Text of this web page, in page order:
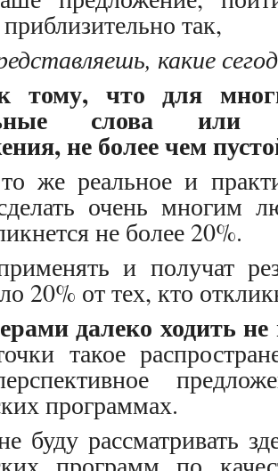
так,
какие
тому, что для
слова или
не более чем
же реальное и
очень многим
не более 20%.
и получат
20% от тех, кто
далеко ходить не
такое
программах.
буду рассматривать